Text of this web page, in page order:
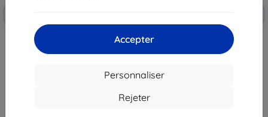
Accepter
Personnaliser
Rejeter
coupon
Coque Ghostek Google Pixel 2
Covert 2 Series noire
(GHOCAS800)
coupon
Ghostek - coque pour Google
Pixel 2 Atomic Slim Series, noire
(GHOCAS680)